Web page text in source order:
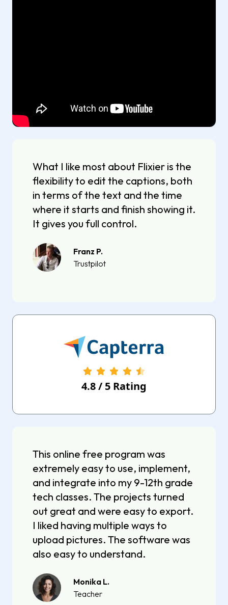
What I like most about Flixier is the
flexibility to edit the captions, both
in terms of the text and the time
where it starts and finish showing it.
It gives you full control.
Franz P.
Trustpilot
4.8/ 5 Rating
This online free program was
extremely easy to use, implement,
and integrate into my 9-12th grade
tech classes. The projects turned
out great and were easy to export.
I liked having multiple ways to
upload pictures. The software was
also easy to understand.
Monika L.
Teacher